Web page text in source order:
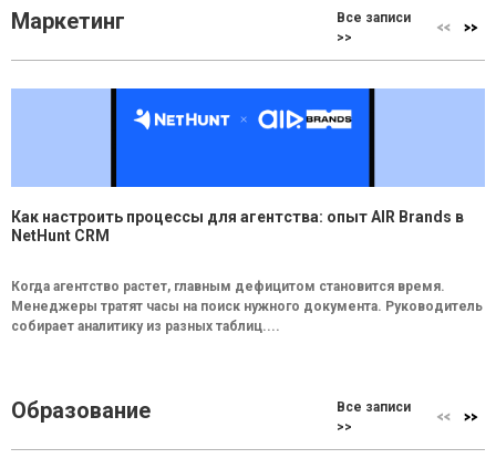
Маркетинг
Все записи
>>
Как настроить процессы для агентства: опыт AIR Brands в
NetHunt CRM
Когда агентство растет, главным дефицитом становится время.
Менеджеры тратят часы на поиск нужного документа. Руководитель
собирает аналитику из разных таблиц....
Образование
Все записи
>>